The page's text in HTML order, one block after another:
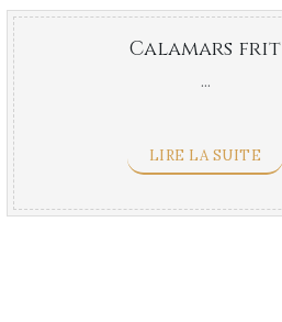
Calamars frit
...
LIRE LA SUITE